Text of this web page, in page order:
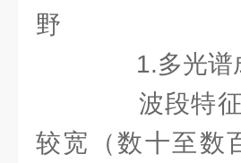
野
1.多光谱
波段特征
较宽（数十至数